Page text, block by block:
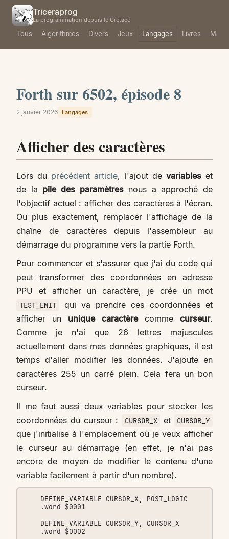
Triceraprog
La programmation depuis le Crétacé
Tous Algorithmes Divers Jeux Langages Livres
Forth sur 6502, épisode 8
2 janvier 2026 Langages
Afficher des caractères
Lors du précédent article, l'ajout de variableset
de la pile des paramètresnous a approché de
l'objectif actuel : afficher des caractères à l'écran.
Ou plus exactement, remplacer l'affichage de la
chaîne de caractères depuis l'assembleur au
démarrage du programme vers la partie Forth.
Pour commencer et s'assurer que j'ai du code qui
peut transformer des coordonnées en adresse
PPU et afficher un caractère, je crée un mot
TEST_EMIT
qui va prendre ces coordonnées et
afficher un unique caractèrecommecurseur.
Comme je n'ai que 26 lettres majuscules
actuellement dans mes données graphiques, il est
temps d'aller modifier les données. J'ajoute en
caractères 255 un carré plein. Cela fera un bon
curseur.
Il me faut aussi deux variables pour stocker les
coordonnées du curseur :
CURSOR_X et CURSOR_Y
que j'initialise à l'emplacement où je veux afficher
le curseur au démarrage (en effet, je n'ai pas
encore de moyen de modifier le contenu d'une
variable facilement à partir d'un nombre).